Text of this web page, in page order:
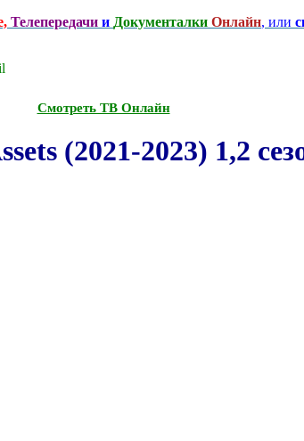
Телепередачи и Документалки Онлайн, или
Смотреть ТВ Онлайн
(2021-2023) 1,2